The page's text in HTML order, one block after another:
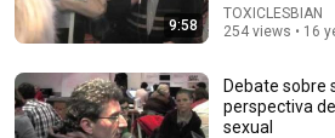
The Difference Between L.A. and
Laugh Society - Ladies First • 501K
9:58
TOXICLESBIAN
254 views • 16
Debate sobre
perspectiva
sexual